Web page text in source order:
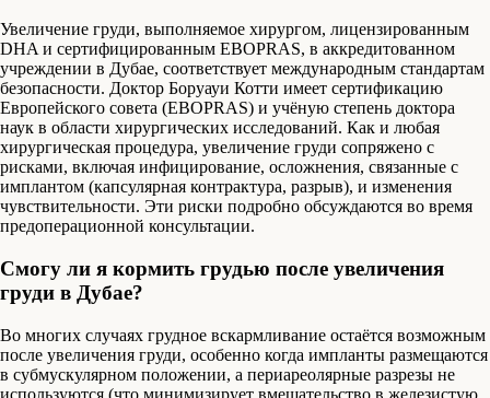
Увеличение груди, выполняемое хирургом, лицензированным
DHA и сертифицированным EBOPRAS, в аккредитованном
учреждении в Дубае, соответствует международным стандартам
безопасности. Доктор Боруауи Котти имеет сертификацию
Европейского совета (EBOPRAS) и учёную степень доктора
наук в области хирургических исследований. Как и любая
хирургическая процедура, увеличение груди сопряжено с
рисками, включая инфицирование, осложнения, связанные с
имплантом (капсулярная контрактура, разрыв), и изменения
чувствительности. Эти риски подробно обсуждаются во время
предоперационной консультации.
Смогу ли я кормить грудью после увеличения
груди в Дубае?
Во многих случаях грудное вскармливание остаётся возможным
после увеличения груди, особенно когда импланты размещаются
в субмускулярном положении, а периареолярные разрезы не
используются (что минимизирует вмешательство в железистую